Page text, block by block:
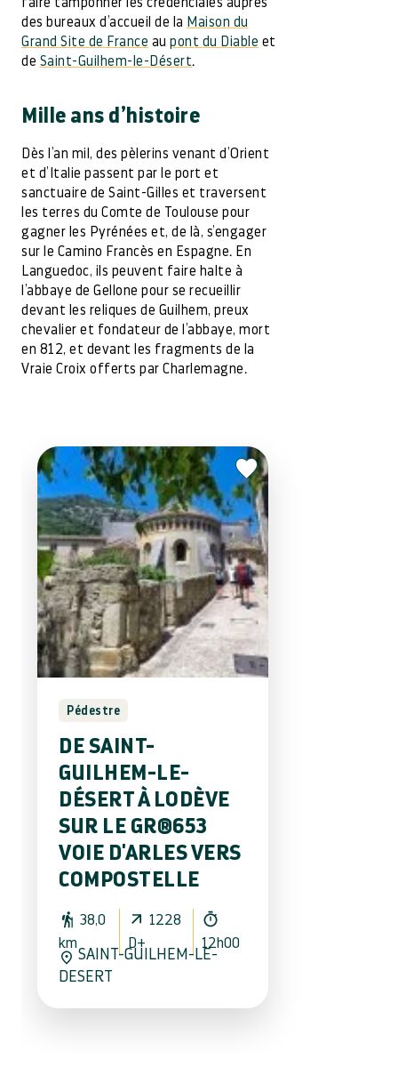
des bureaux d’accueil de la Maison du
Grand Site de France au pont du Diable et
de Saint-Guilhem-le-Désert.
Mille ans d’histoire
Dès l’an mil, des pèlerins venant d’Orient
et d’Italie passent par le port et
sanctuaire de Saint-Gilles et traversent
les terres du Comte de Toulouse pour
gagner les Pyrénées et, de là, s’engager
sur le Camino Francès en Espagne. En
Languedoc, ils peuvent faire halte à
l’abbaye de Gellone pour se recueillir
devant les reliques de Guilhem, preux
chevalier et fondateur de l’abbaye, mort
en 812, et devant les fragments de la
Vraie Croix offerts par Charlemagne.
Pédestre
DE SAINT-
GUILHEM-LE-
DÉSERT À LODÈVE
SUR LE GR®653
VOIE D'ARLES VERS
COMPOSTELLE
38,0
km
1228
D+
12h00
SAINT-GUILHEM-LE-
DESERT